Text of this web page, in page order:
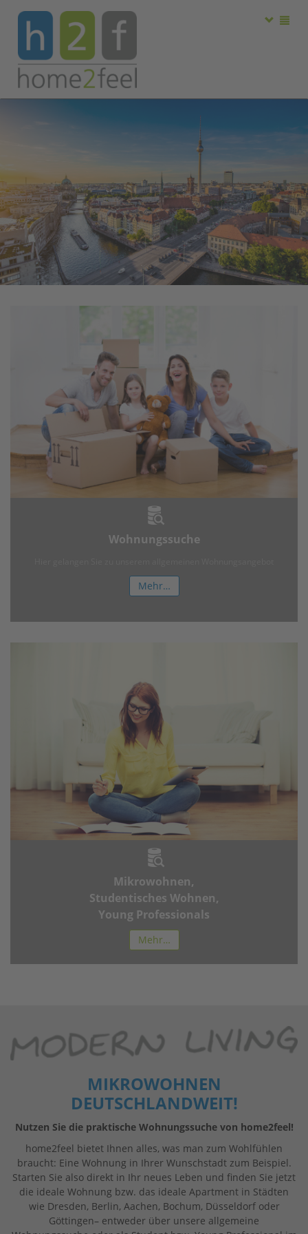
Wohnungssuche
Mehr…
Mikrowohnen,
Studentisches Wohnen,
Young Professionals
Mehr…
MIKROWOHNEN
DEUTSCHLANDWEIT!
Nutzen Sie die praktische Wohnungssuche von home2feel!
home2feel bietet Ihnen alles, was man zum Wohlfühlen
braucht: Eine Wohnung in Ihrer Wunschstadt zum Beispiel.
Starten Sie also direkt in Ihr neues Leben und finden Sie jetzt
die ideale Wohnung bzw. das ideale Apartment in Städten
wie Dresden, Berlin, Aachen, Bochum, Düsseldorf oder
Göttingen– entweder über unsere allgemeine